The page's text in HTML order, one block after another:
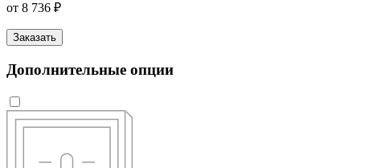
от 8 736 ₽
Заказать
Дополнительные опции